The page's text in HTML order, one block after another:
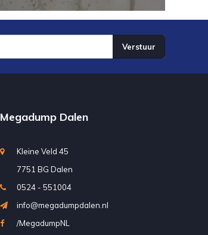
Verstuur
Megadump Dalen
Kleine Veld 45
7751 BG Dalen
0524 - 551004
info@megadumpdalen.nl
/MegadumpNL